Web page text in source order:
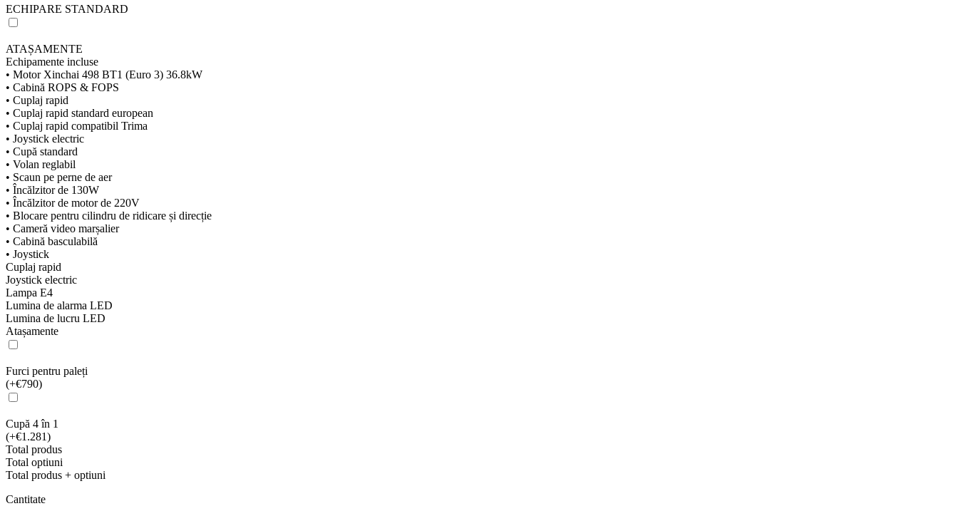
ECHIPARE STANDARD
ATAȘAMENTE
Echipamente incluse
• Motor Xinchai 498 BT1 (Euro 3) 36.8kW
• Cabină ROPS & FOPS
• Cuplaj rapid
• Cuplaj rapid standard european
• Cuplaj rapid compatibil Trima
• Joystick electric
• Cupă standard
• Volan reglabil
• Scaun pe perne de aer
• Încălzitor de 130W
• Încălzitor de motor de 220V
• Blocare pentru cilindru de ridicare și direcție
• Cameră video marșalier
• Cabină basculabilă
• Joystick
Cuplaj rapid
Joystick electric
Lampa E4
Lumina de alarma LED
Lumina de lucru LED
Atașamente
Furci pentru paleți
(+€790)
Cupă 4 în 1
(+€1.281)
Total produs
Total optiuni
Total produs + optiuni
Cantitate